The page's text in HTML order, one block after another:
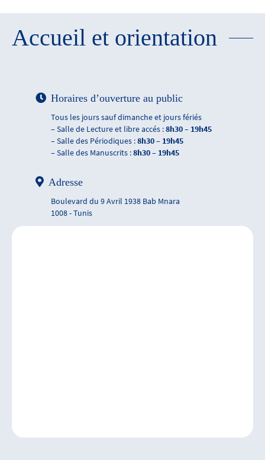
Accueil et orientation
Horaires d’ouverture au public
Tous les jours sauf dimanche et jours fériés
– Salle de Lecture et libre accés :8h30 – 19h45
– Salle des Périodiques :8h30 – 19h45
– Salle des Manuscrits :8h30 – 19h45
Adresse
Boulevard du 9 Avril 1938 Bab Mnara
1008 - Tunis